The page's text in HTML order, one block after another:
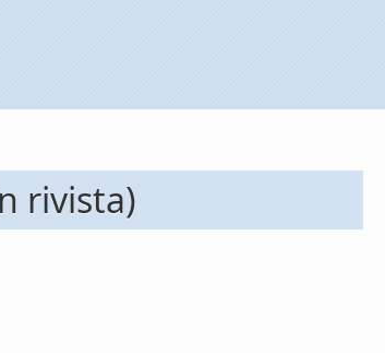
rivista)